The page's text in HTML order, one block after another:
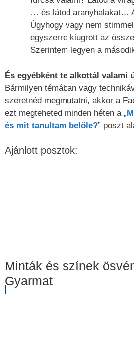
… és látod aranyhalakat…
Úgyhogy vagy nem
egyszerre kiugrott az
Szerintem legyen a
És egyébként te alkottál valami
Bármilyen témában vagy
szeretnéd megmutatni, akkor a
ezt megteheted minden héten a „
és mit tanultam belőle?” poszt
Ajánlott posztok:
Minták és színek
Gyarmat